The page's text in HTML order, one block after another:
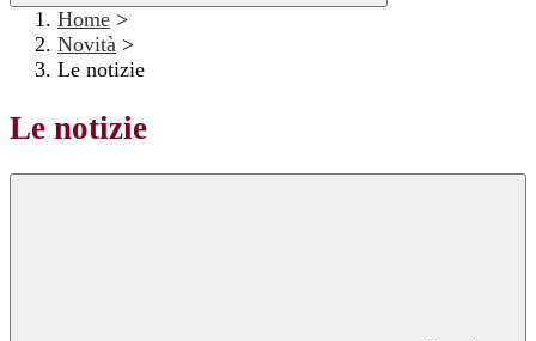
Home >
Novità >
Le notizie
Le notizie